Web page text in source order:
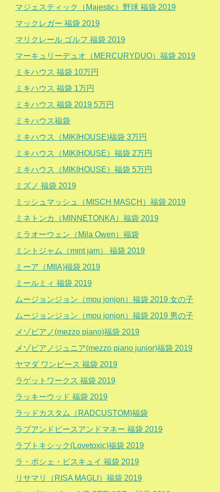
マジェスティック（Majestic）野球 福袋 2019
マックレガー 福袋 2019
マリクレール ゴルフ 福袋 2019
マーキュリーデュオ（MERCURYDUO）福袋 2019
ミキハウス 福袋 10万円
ミキハウス 福袋 1万円
ミキハウス 福袋 2019 5万円
ミキハウス福袋
ミキハウス（MIKIHOUSE)福袋 3万円
ミキハウス（MIKIHOUSE）福袋 2万円
ミキハウス（MIKIHOUSE）福袋 5万円
ミズノ 福袋 2019
ミッシュマッシュ（MISCH MASCH）福袋 2019
ミネトンカ（MINNETONKA）福袋 2019
ミラオーウェン（Mila Owen）福袋
ミントジャム（mint jam） 福袋 2019
ミーア（MIIA)福袋 2019
ミールミィ 福袋 2019
ムージョンジョン（mou jonjon）福袋 2019 女の子
ムージョンジョン（mou jonjon）福袋 2019 男の子
メゾピアノ(mezzo piano)福袋 2019
メゾピアノジュニア(mezzo piano junior)福袋 2019
ヤマダ ワンピース 福袋 2019
ラゲットワークス 福袋 2019
ラッキーウッド 福袋 2019
ラッドカスタム（RADCUSTOM)福袋
ラブアンドピースアンドマネー 福袋 2019
ラブトキシック(Lovetoxic)福袋 2019
ラ・ポシェ・ビスキュイ 福袋 2019
リサマリ（RISA MAGLI）福袋 2019